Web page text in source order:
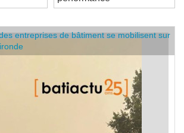
performance
entreprises de bâtiment se mobilisent sur